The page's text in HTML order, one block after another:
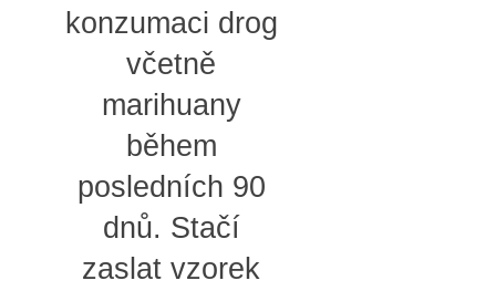
konzumaci drog
včetně
marihuany
během
posledních 90
dnů. Stačí
zaslat vzorek